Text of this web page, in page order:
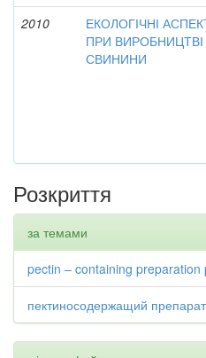
2010
ЕКОЛОГІЧНІ
ПРИ ВИРОБНИЦТВІ
СВИНИНИ
Розкриття
за темами
pectin – containing preparation
пектиносодержащий